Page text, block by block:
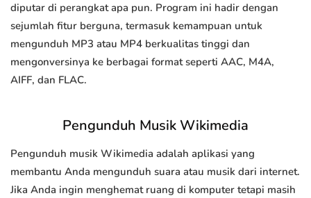
diputar di perangkat apa pun. Program ini hadir dengan
sejumlah fitur berguna, termasuk kemampuan untuk
mengunduh MP3 atau MP4 berkualitas tinggi dan
mengonversinya ke berbagai format seperti AAC, M4A,
AIFF, dan FLAC.
Pengunduh Musik Wikimedia
Pengunduh musik Wikimedia adalah aplikasi yang
membantu Anda mengunduh suara atau musik dari internet.
Jika Anda ingin menghemat ruang di komputer tetapi masih